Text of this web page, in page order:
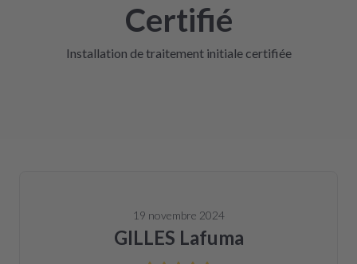
Certifié
Installation de traitement initiale certifiée
19 novembre 2024
GILLES Lafuma